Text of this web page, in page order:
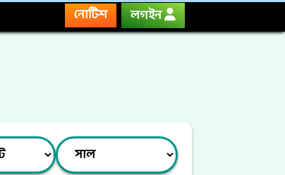
নোটিশ লগইন